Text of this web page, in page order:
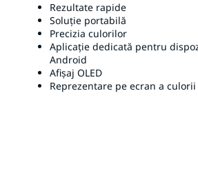
Rezultate rapide
Soluție portabilă
Precizia culorilor
Aplicație dedicată pentru
Android
Afișaj OLED
Reprezentare pe ecran a culorii